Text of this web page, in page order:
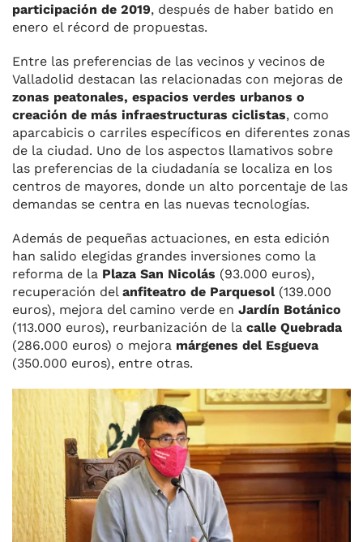
participación de 2019, después de haber batido en
enero el récord de propuestas.
Entre las preferencias de las vecinos y vecinos de
Valladolid destacan las relacionadas con mejoras de
zonas peatonales, espacios verdes urbanos o
creación de más infraestructuras ciclistas, como
aparcabicis o carriles específicos en diferentes zonas
de la ciudad. Uno de los aspectos llamativos sobre
las preferencias de la ciudadanía se localiza en los
centros de mayores, donde un alto porcentaje de las
demandas se centra en las nuevas tecnologías.
Además de pequeñas actuaciones, en esta edición
han salido elegidas grandes inversiones como la
reforma de la Plaza San Nicolás (93.000 euros),
recuperación del anfiteatro de Parquesol(139.000
euros), mejora del camino verde en Jardín Botánico
(113.000 euros), reurbanización de la calle Quebrada
(286.000 euros) o mejora márgenes del Esgueva
(350.000 euros), entre otras.